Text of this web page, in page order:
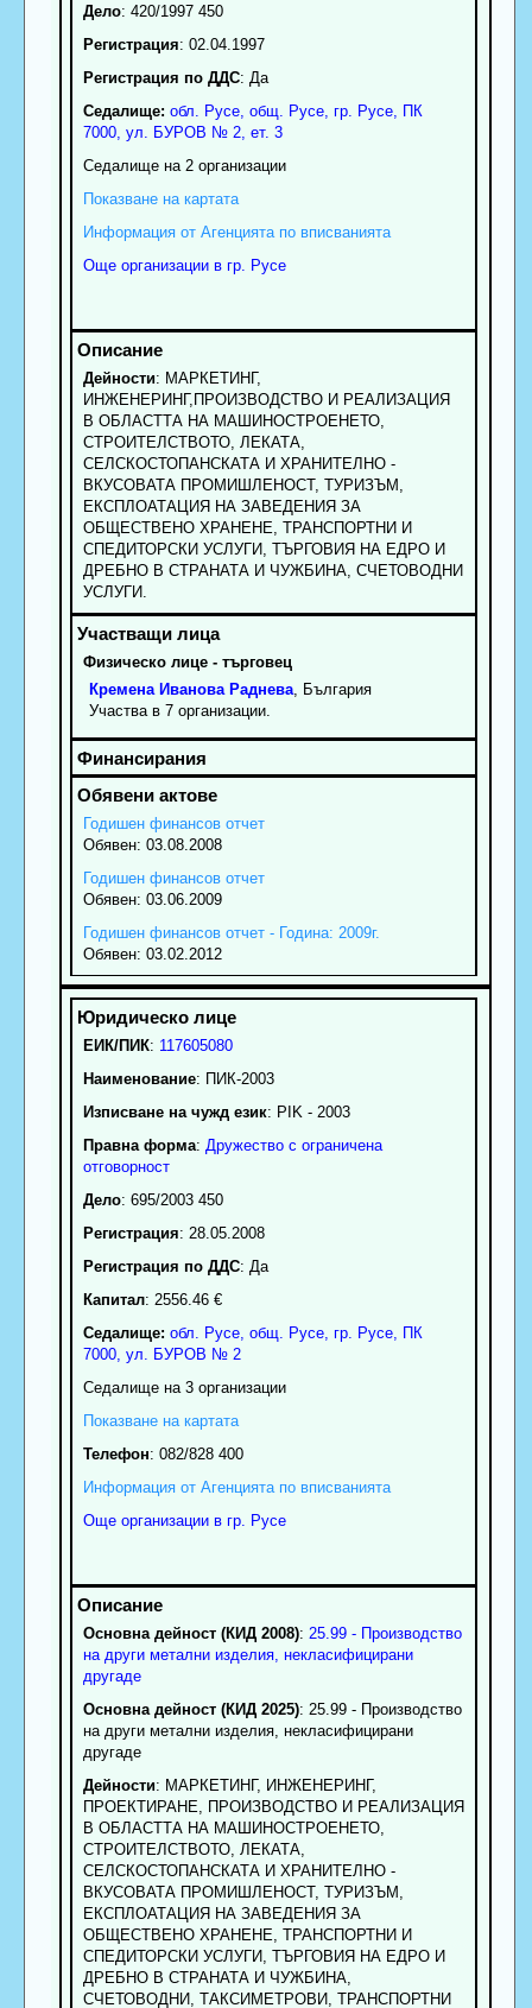
Дело: 420/1997 450
Регистрация: 02.04.1997
Регистрация по ДДС: Да
Седалище: обл. Русе, общ. Русе, гр. Русе, ПК
7000, ул. БУРОВ № 2, ет. 3
Седалище на 2 организации
Показване на картата
Информация от Агенцията по вписванията
Още организации в гр. Русе
Дейности: МАРКЕТИНГ,
ИНЖЕНЕРИНГ,ПРОИЗВОДСТВО И РЕАЛИЗАЦИЯ
В ОБЛАСТТА НА МАШИНОСТРОЕНЕТО,
СТРОИТЕЛСТВОТО, ЛЕКАТА,
СЕЛСКОСТОПАНСКАТА И ХРАНИТЕЛНО -
ВКУСОВАТА ПРОМИШЛЕНОСТ, ТУРИЗЪМ,
ЕКСПЛОАТАЦИЯ НА ЗАВЕДЕНИЯ ЗА
ОБЩЕСТВЕНО ХРАНЕНЕ, ТРАНСПОРТНИ И
СПЕДИТОРСКИ УСЛУГИ, ТЪРГОВИЯ НА ЕДРО И
ДРЕБНО В СТРАНАТА И ЧУЖБИНА, СЧЕТОВОДНИ
УСЛУГИ.
Физическо лице - търговец
Кремена Иванова Раднева, България
Участва в 7 организации.
Годишен финансов отчет
Обявен: 03.08.2008
Годишен финансов отчет
Обявен: 03.06.2009
Годишен финансов отчет - Година: 2009г.
Обявен: 03.02.2012
ЕИК/ПИК: 117605080
Наименование: ПИК-2003
Изписване на чужд език: PIK - 2003
Правна форма: Дружество с ограничена
отговорност
Дело: 695/2003 450
Регистрация: 28.05.2008
Регистрация по ДДС: Да
Капитал: 2556.46 €
Седалище: обл. Русе, общ. Русе, гр. Русе, ПК
7000, ул. БУРОВ № 2
Седалище на 3 организации
Показване на картата
Телефон: 082/828 400
Информация от Агенцията по вписванията
Още организации в гр. Русе
Основна дейност (КИД 2008): 25.99 - Производство
на други метални изделия, некласифицирани
другаде
Основна дейност (КИД 2025): 25.99 - Производство
на други метални изделия, некласифицирани
другаде
Дейности: МАРКЕТИНГ, ИНЖЕНЕРИНГ,
ПРОЕКТИРАНЕ, ПРОИЗВОДСТВО И РЕАЛИЗАЦИЯ
В ОБЛАСТТА НА МАШИНОСТРОЕНЕТО,
СТРОИТЕЛСТВОТО, ЛЕКАТА,
СЕЛСКОСТОПАНСКАТА И ХРАНИТЕЛНО -
ВКУСОВАТА ПРОМИШЛЕНОСТ, ТУРИЗЪМ,
ЕКСПЛОАТАЦИЯ НА ЗАВЕДЕНИЯ ЗА
ОБЩЕСТВЕНО ХРАНЕНЕ, ТРАНСПОРТНИ И
СПЕДИТОРСКИ УСЛУГИ, ТЪРГОВИЯ НА ЕДРО И
ДРЕБНО В СТРАНАТА И ЧУЖБИНА,
СЧЕТОВОДНИ, ТАКСИМЕТРОВИ, ТРАНСПОРТНИ